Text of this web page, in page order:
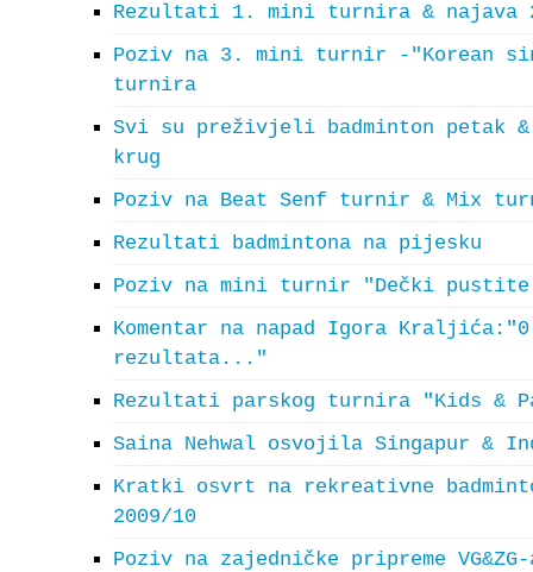
Rezultati 1. mini turnira & najava
Poziv na 3. mini turnir -"Korean
turnira
Svi su preživjeli badminton petak
krug
Poziv na Beat Senf turnir & Mix
Rezultati badmintona na pijesku
Poziv na mini turnir "Dečki
Komentar na napad Igora Kraljića:"0
rezultata..."
Rezultati parskog turnira "Kids &
Saina Nehwal osvojila Singapur &
Kratki osvrt na rekreativne
2009/10
Poziv na zajedničke pripreme